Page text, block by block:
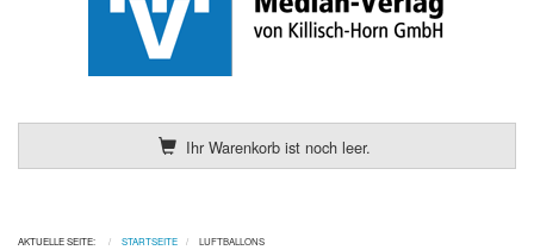
Ihr Warenkorb ist noch leer.
AKTUELLE SEITE: STARTSEITE LUFTBALLONS